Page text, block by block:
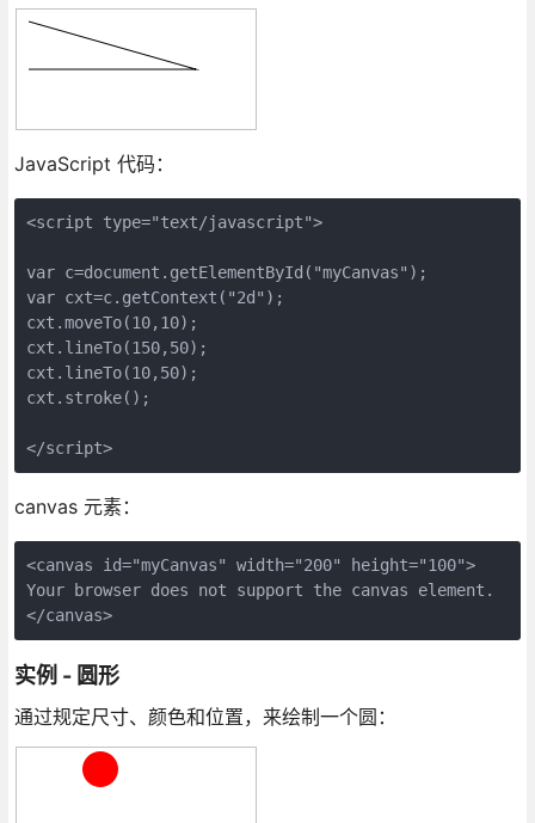
JavaScript 代码：
<script type="text/javascript">
var c=document.getElementById("myCanvas");
var cxt=c.getContext("2d");
cxt.moveTo(10,10);
cxt.lineTo(150,50);
cxt.lineTo(10,50);
cxt.stroke();
</script>
canvas 元素：
<canvas id="myCanvas" width="200" height="100">
Your browser does not support the canvas element.
</canvas>
实例 - 圆形
通过规定尺寸、颜色和位置，来绘制一个圆：